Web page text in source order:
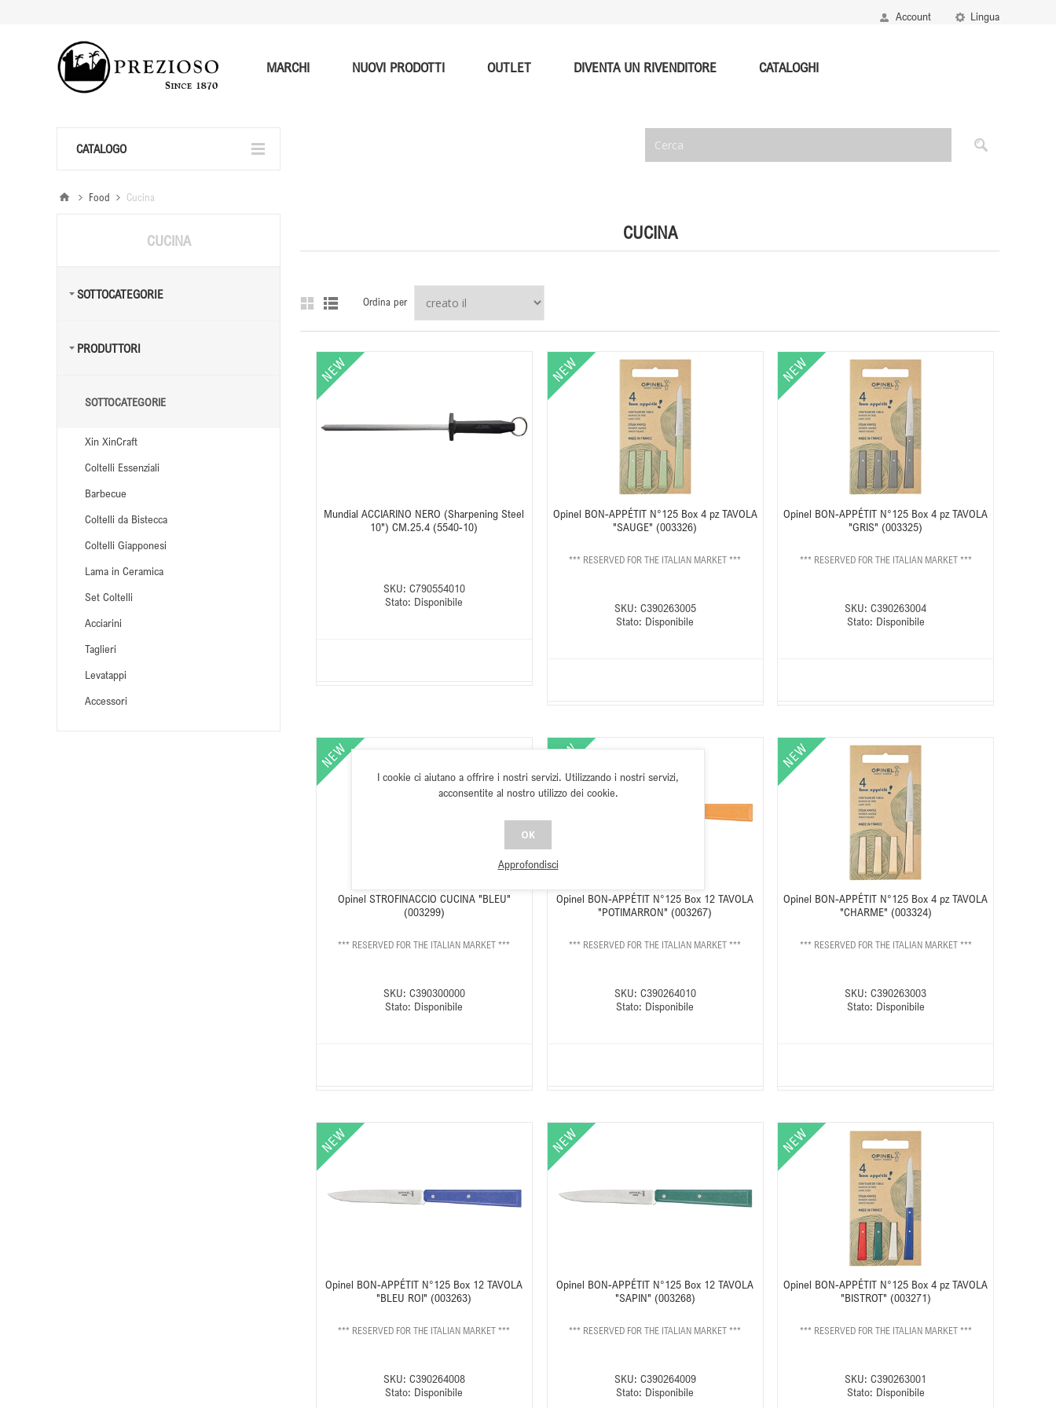
Lingua
Account
MARCHI NUOVI PRODOTTI OUTLET DIVENTA UN RIVENDITORE CATALOGHI
CATALOGO
Food Cucina
CUCINA
Ordina per
Mundial ACCIARINO NERO (Sharpening Steel
10") CM.25.4 (5540-10)
SKU: C790554010
Stato: Disponibile
Opinel BON-APPÉTIT N°125 Box 4 pz TAVOLA
"SAUGE" (003326)
*** RESERVED FOR THE ITALIAN MARKET ***
SKU: C390263005
Stato: Disponibile
Opinel BON-APPÉTIT N°125 Box 4 pz TAVOLA
"GRIS" (003325)
*** RESERVED FOR THE ITALIAN MARKET ***
SKU: C390263004
Stato: Disponibile
Opinel STROFINACCIO CUCINA "BLEU"
(003299)
*** RESERVED FOR THE ITALIAN MARKET ***
SKU: C390300000
Stato: Disponibile
Opinel BON-APPÉTIT N°125 Box 12 TAVOLA
"POTIMARRON" (003267)
*** RESERVED FOR THE ITALIAN MARKET ***
SKU: C390264010
Stato: Disponibile
Opinel BON-APPÉTIT N°125 Box 4 pz TAVOLA
"CHARME" (003324)
*** RESERVED FOR THE ITALIAN MARKET ***
SKU: C390263003
Stato: Disponibile
Opinel BON-APPÉTIT N°125 Box 12 TAVOLA
"BLEU ROI" (003263)
*** RESERVED FOR THE ITALIAN MARKET ***
SKU: C390264008
Stato: Disponibile
Opinel BON-APPÉTIT N°125 Box 12 TAVOLA
"SAPIN" (003268)
*** RESERVED FOR THE ITALIAN MARKET ***
SKU: C390264009
Stato: Disponibile
Opinel BON-APPÉTIT N°125 Box 4 pz TAVOLA
"BISTROT" (003271)
*** RESERVED FOR THE ITALIAN MARKET ***
SKU: C390263001
Stato: Disponibile
CUCINA
SOTTOCATEGORIE
PRODUTTORI
SOTTOCATEGORIE
Xin XinCraft
Coltelli Essenziali
Barbecue
Coltelli da Bistecca
Coltelli Giapponesi
Lama in Ceramica
Set Coltelli
Acciarini
Taglieri
Levatappi
Accessori
I cookie ci aiutano a offrire i nostri servizi. Utilizzando i nostri servizi,
acconsentite al nostro utilizzo dei cookie.
OK
Approfondisci